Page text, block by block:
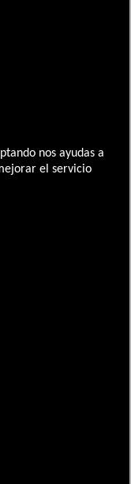
nos ayudas a
el servicio
contraataca
arca perdida
previa